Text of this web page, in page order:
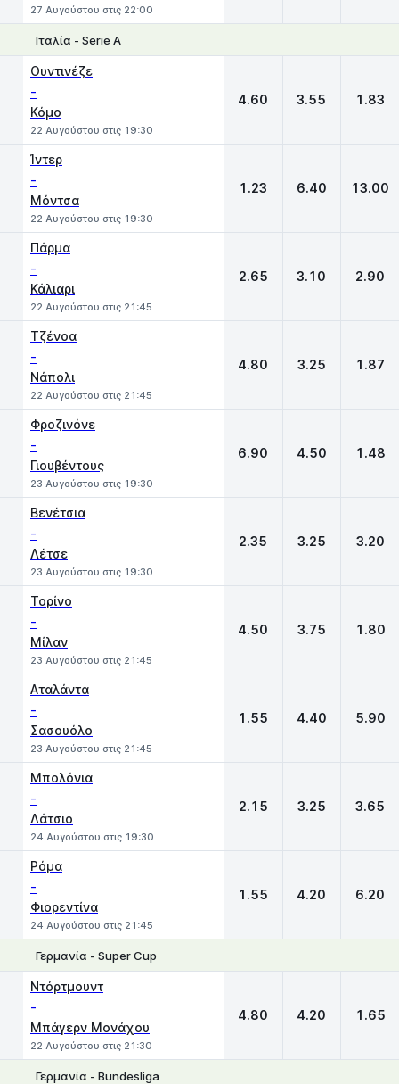
27 Αυγούστου στις 22:00
Ιταλία - Serie A
Ουντινέζε
-
Κόμο
22 Αυγούστου στις 19:30
4.60 3.55 1.83
Ίντερ
-
Μόντσα
22 Αυγούστου στις 19:30
1.23 6.40 13.00
Πάρμα
-
Κάλιαρι
22 Αυγούστου στις 21:45
2.65 3.10 2.90
Τζένοα
-
Νάπολι
22 Αυγούστου στις 21:45
4.80 3.25 1.87
Φροζινόνε
-
Γιουβέντους
23 Αυγούστου στις 19:30
6.90 4.50 1.48
Βενέτσια
-
Λέτσε
23 Αυγούστου στις 19:30
2.35 3.25 3.20
Τορίνο
-
Μίλαν
23 Αυγούστου στις 21:45
4.50 3.75 1.80
Αταλάντα
-
Σασουόλο
23 Αυγούστου στις 21:45
1.55 4.40 5.90
Μπολόνια
-
Λάτσιο
24 Αυγούστου στις 19:30
2.15 3.25 3.65
Ρόμα
-
Φιορεντίνα
24 Αυγούστου στις 21:45
1.55 4.20 6.20
Γερμανία - Super Cup
Ντόρτμουντ
-
Μπάγερν Μονάχου
22 Αυγούστου στις 21:30
4.80 4.20 1.65
Γερμανία - Bundesliga